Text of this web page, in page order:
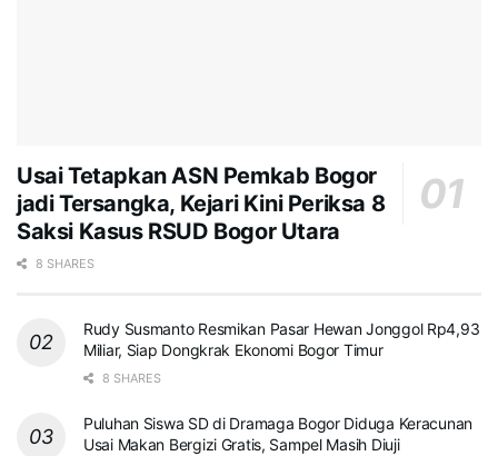
Usai Tetapkan ASN Pemkab Bogor
jadi Tersangka, Kejari Kini Periksa 8
Saksi Kasus RSUD Bogor Utara
8 SHARES
Rudy Susmanto Resmikan Pasar Hewan Jonggol Rp4,93
Miliar, Siap Dongkrak Ekonomi Bogor Timur
8 SHARES
Puluhan Siswa SD di Dramaga Bogor Diduga Keracunan
Usai Makan Bergizi Gratis, Sampel Masih Diuji